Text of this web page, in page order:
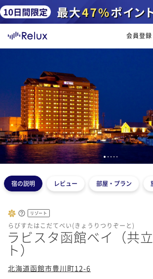
会員登録
1 2 3 4 5
宿の説明 レビュー 部屋・プラン
リゾート
らびすたはこだてべい(きょうりつりぞーと)
ラビスタ函館ベイ（共
ト）
北海道函館市豊川町12-6